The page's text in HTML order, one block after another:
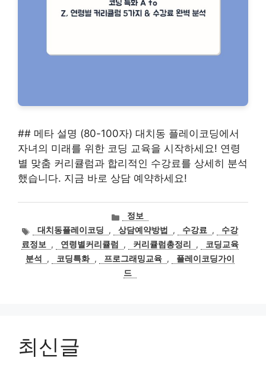
## 메타 설명 (80-100자) 대치동 플레이코딩에서
자녀의 미래를 위한 코딩 교육을 시작하세요! 연령
별 맞춤 커리큘럼과 합리적인 수강료를 상세히 분석
했습니다. 지금 바로 상담 예약하세요!
카
테
고
리
정보
태
그
대치동플레이코딩 , 상담예약방법 , 수강료 ,
수강
료정보
, 연령별커리큘럼 , 커리큘럼총정리 ,
코딩교육
분석
, 코딩특화 , 프로그래밍교육 ,
플레이코딩가이
드
최신글